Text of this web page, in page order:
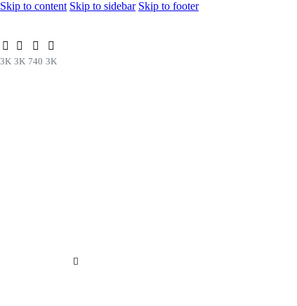
Skip to content Skip to sidebar Skip to footer
3K 3K 740 3K